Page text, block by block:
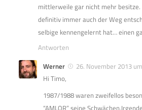
mittlerweile gar nicht mehr besitze.
definitiv immer auch der Weg
selbige kennengelernt hat… einen
Antworten
Werner
26. November 2013
Hi Timo,
1987/1988 waren zweifellos